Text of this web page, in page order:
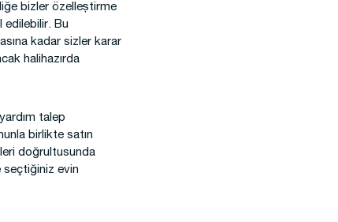
bizler özelleştirme
edilebilir. Bu
kadar sizler karar
halihazırda
talep
birlikte satın
doğrultusunda
seçtiğiniz evin